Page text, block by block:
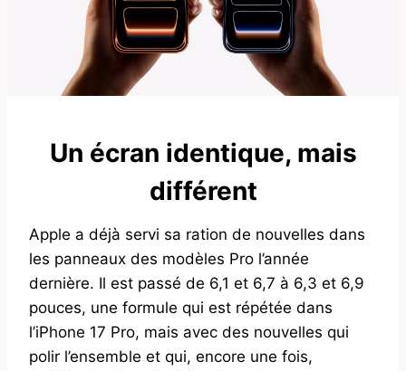
Un écran identique, mais
différent
Apple a déjà servi sa ration de nouvelles dans
les panneaux des modèles Pro l’année
dernière. Il est passé de 6,1 et 6,7 à 6,3 et 6,9
pouces, une formule qui est répétée dans
l’iPhone 17 Pro, mais avec des nouvelles qui
polir l’ensemble et qui, encore une fois,